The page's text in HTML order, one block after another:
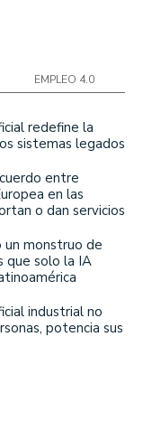
EMPLEO 4.0
redefine la
sistemas legados
entre
en las
o dan servicios
un monstruo de
que solo la IA
industrial no
potencia sus